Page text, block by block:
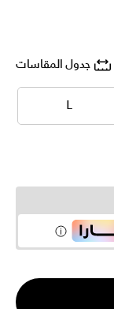
جدول المقاسات
L
L